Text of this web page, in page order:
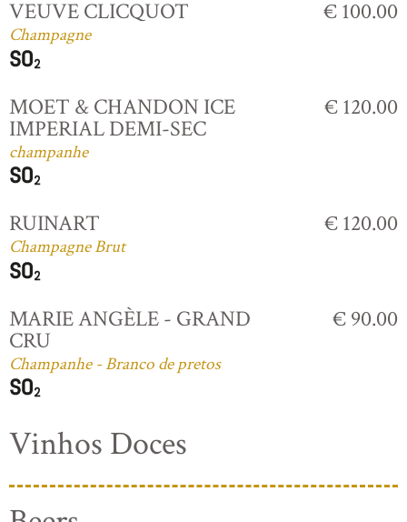
VEUVE CLICQUOT
Champagne
€ 100.00
MOET & CHANDON ICE
IMPERIAL DEMI-SEC
champanhe
€ 120.00
RUINART
Champagne Brut
€ 120.00
MARIE ANGÈLE - GRAND
CRU
Champanhe - Branco de pretos
€ 90.00
Vinhos Doces